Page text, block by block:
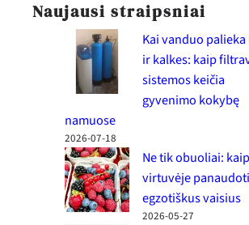
Naujausi straipsniai
Kai vanduo
ir kalkes: kaip
sistemos keičia
gyvenimo kokybę
namuose
2026-07-18
Ne tik obuoliai: kaip
virtuvėje panaudoti
egzotiškus vaisius
2026-05-27